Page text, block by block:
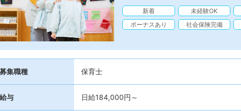
新着 未経験OK
ボーナスあり
社会保険完備
集職種 保育士
与 日給184,000円～